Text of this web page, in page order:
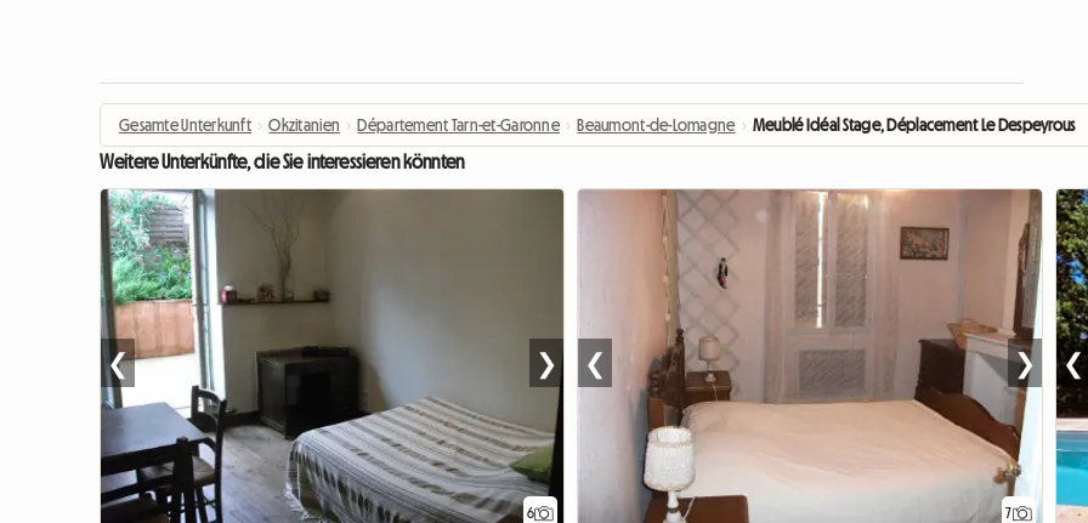
Gesamte Unterkunft › Okzitanien › Département Tarn-et-Garonne › Beaumont-de-Lomagne › Meublé Idéal Stage, Déplacement Le Despeyrous
Weitere Unterkünfte, die Sie interessieren könnten
6
❮ ❯
7
❮ ❯ ❮